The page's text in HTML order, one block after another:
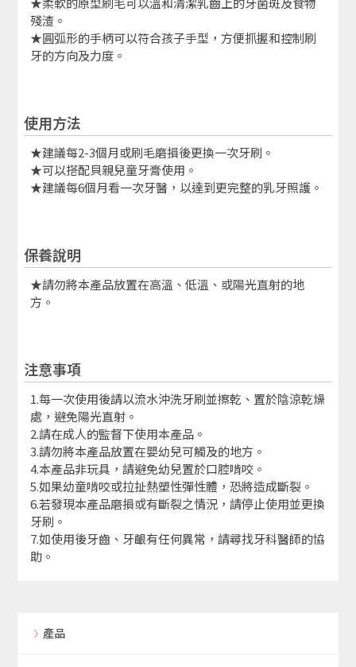
殘渣。
★圓弧形的手柄可以符合孩子手型，方便抓握和控制刷
牙的方向及力度。
使用方法
★建議每2-3個月或刷毛磨損後更換一次牙刷。
★可以搭配貝親兒童牙膏使用。
★建議每6個月看一次牙醫，以達到更完整的乳牙照護。
保養說明
★請勿將本產品放置在高溫、低溫、或陽光直射的地
方。
注意事項
1.每一次使用後請以流水沖洗牙刷並擦乾、置於陰涼乾燥
處，避免陽光直射。
2.請在成人的監督下使用本產品。
3.請勿將本產品放置在嬰幼兒可觸及的地方。
4.本產品非玩具，請避免幼兒置於口腔啃咬。
5.如果幼童啃咬或拉扯熱塑性彈性體，恐將造成斷裂。
6.若發現本產品磨損或有斷裂之情況，請停止使用並更換
牙刷。
7.如使用後牙齒、牙齦有任何異常，請尋找牙科醫師的協
助。
產品